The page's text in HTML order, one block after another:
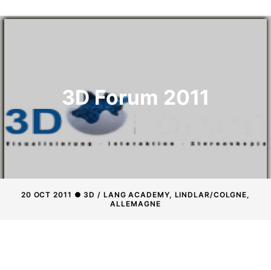
3D Forum 2011
20 OCT 2011 ● 3D / LANG ACADEMY, LINDLAR/COLGNE,
ALLEMAGNE